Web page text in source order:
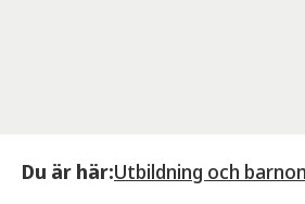
Du är här:Utbildning och